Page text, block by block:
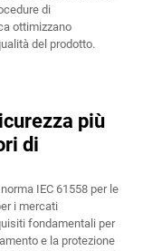
di
ottimizzano
del prodotto.
più
di
IEC 61558 per le
i mercati
fondamentali per
e la protezione